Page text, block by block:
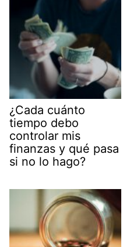
¿Cada cuánto
tiempo debo
controlar mis
finanzas y qué pasa
si no lo hago?